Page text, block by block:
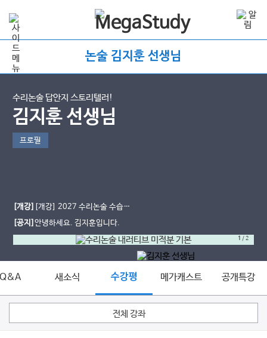
논술 김지훈 선생님
수리논술 답안지 스토리텔러!
김지훈 선생님
프로필
[개강] [개강] 2027 수리논술 수습기
간
[공지]안녕하세요. 김지훈입니다.
1 /2
새소식 수강평 메가캐스트 공개특강
전체 강좌